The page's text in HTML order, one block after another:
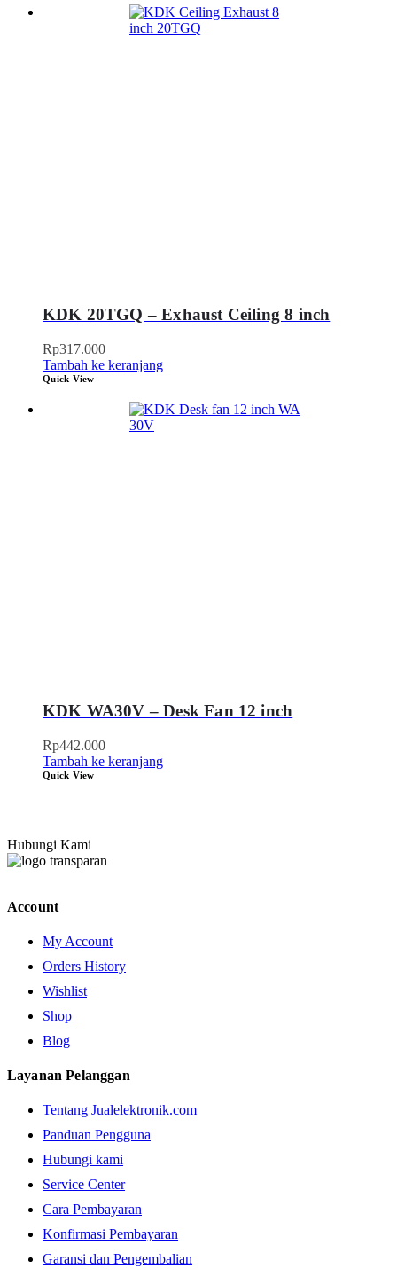
KDK 20TGQ – Exhaust Ceiling 8 inch
Rp317.000
Tambah ke keranjang
Quick View
KDK WA30V – Desk Fan 12 inch
Rp442.000
Tambah ke keranjang
Quick View
Hubungi Kami
Account
My Account
Orders History
Wishlist
Shop
Blog
Layanan Pelanggan
Tentang Jualelektronik.com
Panduan Pengguna
Hubungi kami
Service Center
Cara Pembayaran
Konfirmasi Pembayaran
Garansi dan Pengembalian